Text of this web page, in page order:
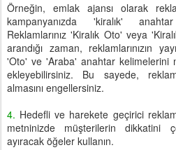
Örneğin, emlak ajansı olarak
kampanyanızda 'kiralık'
Reklamlarınız 'Kiralık Oto' veya
arandığı zaman, reklamlarınızın
'Oto' ve 'Araba' anahtar kelimelerini
ekleyebilirsiniz. Bu sayede,
almasını engellersiniz.
4. Hedefli ve harekete geçirici
metninizde müşterilerin dikkatini
ayıracak öğeler kullanın.